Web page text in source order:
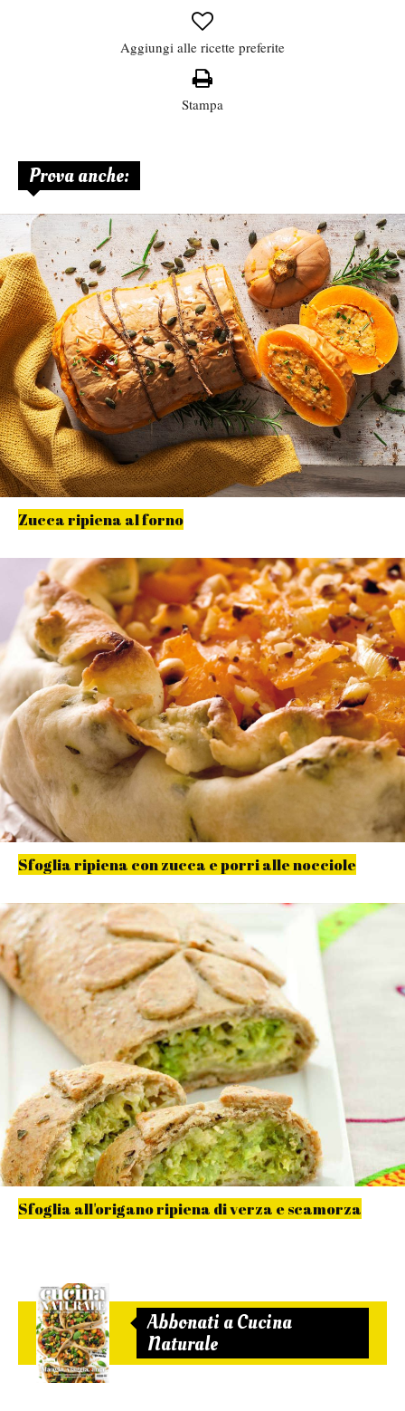
Aggiungi alle ricette preferite
Stampa
Prova anche:
Zucca ripiena al forno
Sfoglia ripiena con zucca e porri alle nocciole
Sfoglia all'origano ripiena di verza e scamorza
Abbonati a Cucina
Naturale